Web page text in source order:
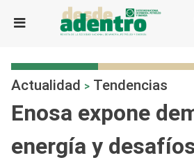
Actualidad > Tendencias
Enosa expone
energía y